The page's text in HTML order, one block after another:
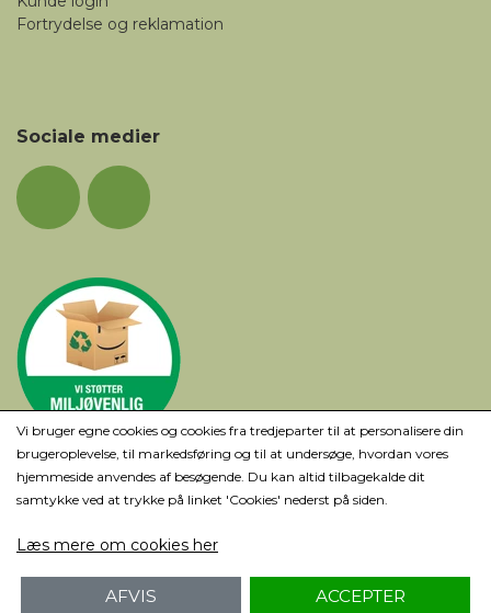
Fortrydelse og reklamation
Sociale medier
Vi bruger egne cookies og cookies fra tredjeparter til at personalisere din
brugeroplevelse, til markedsføring og til at undersøge, hvordan vores
hjemmeside anvendes af besøgende. Du kan altid tilbagekalde dit
samtykke ved at trykke på linket 'Cookies' nederst på siden.
Læs mere om cookies her
AFVIS ACCEPTER